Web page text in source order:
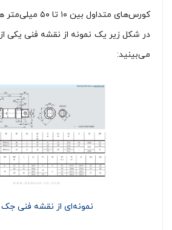
کورس‌های متداول بین ۱۰ تا ۵۰ میلی‌متر هستند.
در شکل زیر یک نمونه از نقشه فنی یکی
می‌بینید:
نمونه‌ای از نقشه فنی